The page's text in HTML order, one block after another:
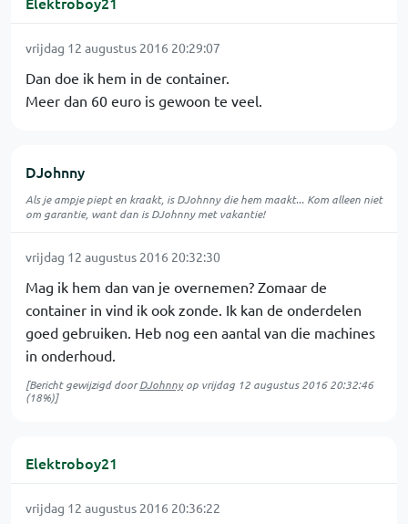
vrijdag 12 augustus 2016 20:29:07
Dan doe ik hem in de container.
Meer dan 60 euro is gewoon te veel.
DJohnny
Als je ampje piept en kraakt, is DJohnny die hem maakt... Kom alleen niet
om garantie, want dan is DJohnny met vakantie!
vrijdag 12 augustus 2016 20:32:30
Mag ik hem dan van je overnemen? Zomaar de
container in vind ik ook zonde. Ik kan de onderdelen
goed gebruiken. Heb nog een aantal van die machines
in onderhoud.
[Bericht gewijzigd doorDJohnnyop vrijdag 12 augustus 2016 20:32:46
(18%)]
Elektroboy21
vrijdag 12 augustus 2016 20:36:22